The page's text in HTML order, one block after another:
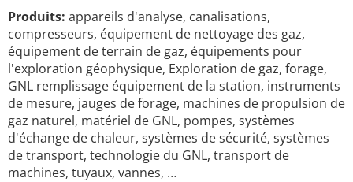
Produits: appareils d'analyse, canalisations,
compresseurs, équipement de nettoyage des gaz,
équipement de terrain de gaz, équipements pour
l'exploration géophysique, Exploration de gaz, forage,
GNL remplissage équipement de la station, instruments
de mesure, jauges de forage, machines de propulsion de
gaz naturel, matériel de GNL, pompes, systèmes
d'échange de chaleur, systèmes de sécurité, systèmes
de transport, technologie du GNL, transport de
machines, tuyaux, vannes, …